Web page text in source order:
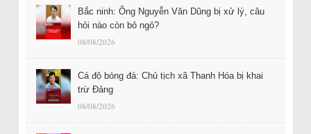
Bắc ninh: Ông Nguyễn Văn Dũng bị xử lý, câu
hỏi nào còn bỏ ngỏ?
08/08/2026
Cá độ bóng đá: Chủ tịch xã Thanh Hóa bị khai
trừ Đảng
08/08/2026